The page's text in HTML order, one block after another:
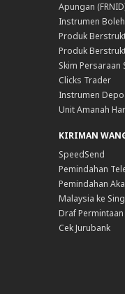
Apungan
Instrumen
Produk
Produk
Skim Persaraan
Clicks Trader
Instrumen
Unit Amanah
KIRIMAN
SpeedSend
Pemindahan
Pemindahan
Malaysia ke
Draf
Cek Jurubank